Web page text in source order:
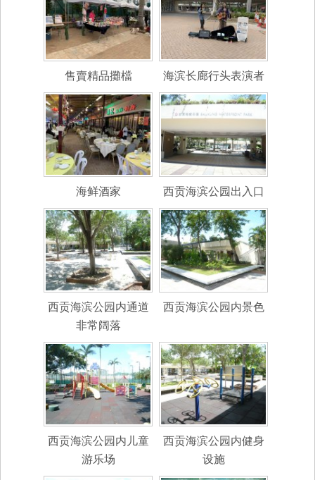
售賣精品攤檔 海滨长廊行头表演者
海鲜酒家 西贡海滨公园出入口
西贡海滨公园内通道
非常阔落
西贡海滨公园内景色
西贡海滨公园内儿童
游乐场
西贡海滨公园内健身
设施